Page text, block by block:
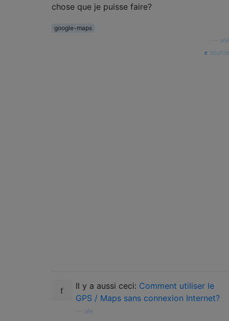
chose que je puisse faire?
google-maps
ale
source
Il y a aussi ceci: Comment utiliser le
GPS / Maps sans connexion Internet?
ale